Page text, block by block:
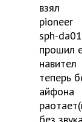
взял
pioneer
sph-
прошил
навител
теперь
айфона